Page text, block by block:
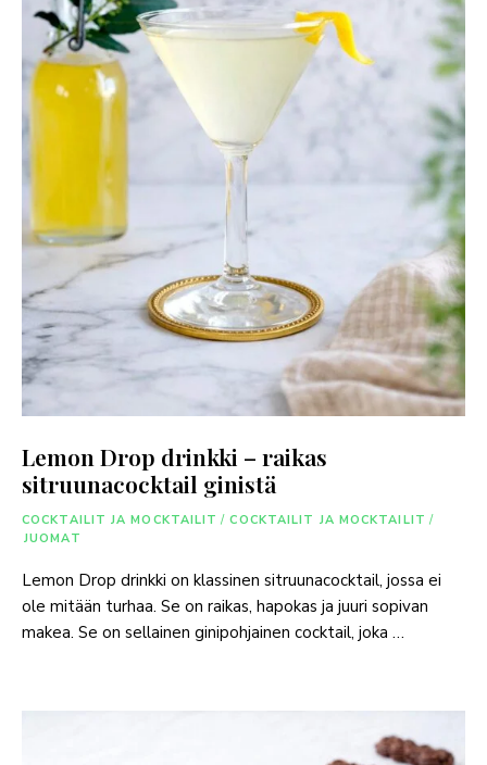
Lemon Drop drinkki – raikas
sitruunacocktail ginistä
COCKTAILIT JA MOCKTAILIT / COCKTAILIT JA MOCKTAILIT /
JUOMAT
Lemon Drop drinkki on klassinen sitruunacocktail, jossa ei
ole mitään turhaa. Se on raikas, hapokas ja juuri sopivan
makea. Se on sellainen ginipohjainen cocktail, joka …